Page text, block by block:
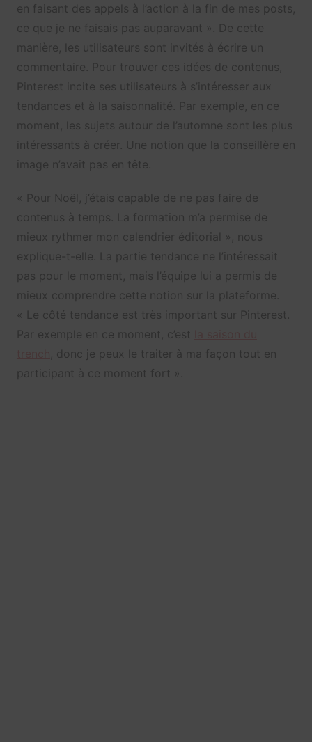
en faisant des appels à l’action à la fin de mes posts,
ce que je ne faisais pas auparavant ». De cette
manière, les utilisateurs sont invités à écrire un
commentaire. Pour trouver ces idées de contenus,
Pinterest incite ses utilisateurs à s’intéresser aux
tendances et à la saisonnalité. Par exemple, en ce
moment, les sujets autour de l’automne sont les plus
intéressants à créer. Une notion que la conseillère en
image n’avait pas en tête.
« Pour Noël, j’étais capable de ne pas faire de
contenus à temps. La formation m’a permise de
mieux rythmer mon calendrier éditorial », nous
explique-t-elle. La partie tendance ne l’intéressait
pas pour le moment, mais l’équipe lui a permis de
mieux comprendre cette notion sur la plateforme.
« Le côté tendance est très important sur Pinterest.
Par exemple en ce moment, c’est
, donc je peux le traiter à ma façon tout en
participant à ce moment fort ».